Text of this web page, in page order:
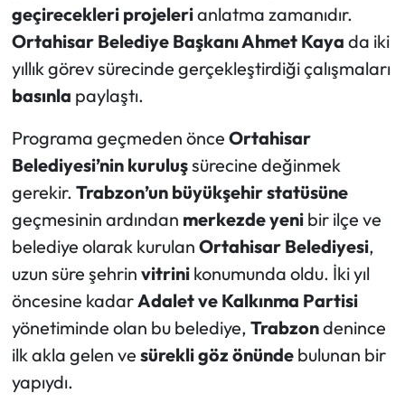
geçirecekleri projelerianlatma zamanıdır.
Ortahisar Belediye Başkanı Ahmet Kaya da iki
yıllık görev sürecinde gerçekleştirdiği çalışmaları
basınla paylaştı.
Programa geçmeden önce Ortahisar
Belediyesi’nin kuruluşsürecine değinmek
gerekir. Trabzon’un büyükşehirstatüsüne
geçmesinin ardından merkezde yenibir ilçe ve
belediye olarak kurulan Ortahisar Belediyesi,
uzun süre şehrin vitrinikonumunda oldu. İki yıl
öncesine kadarAdalet ve Kalkınma Partisi
yönetiminde olan bu belediye, Trabzondenince
ilk akla gelen ve sürekli göz önündebulunan bir
yapıydı.
Sağlık
Turizm